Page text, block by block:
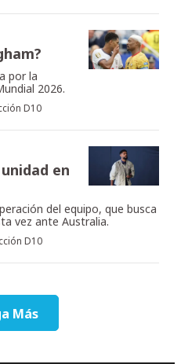
por la
2026.
D10
en
del equipo, que busca
vez ante Australia.
D10
Más